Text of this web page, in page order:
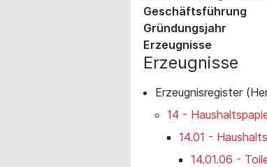
Geschäftsführung
Gründungsjahr
Erzeugnisse
Erzeugnisse
Erzeugnisregister
14 -
14.01 -
14.01.06 -